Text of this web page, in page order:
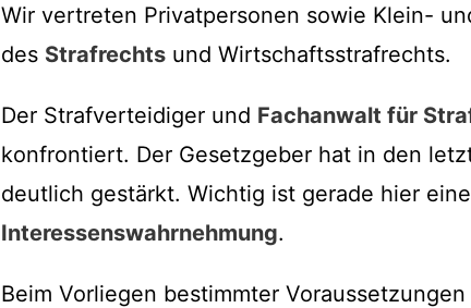
Wir vertreten Privatpersonen sowie Klein-
des Strafrechts und Wirtschaftsstrafrechts.
Der Strafverteidiger und Fachanwalt für
konfrontiert. Der Gesetzgeber hat in den
deutlich gestärkt. Wichtig ist gerade hier
Interessenswahrnehmung.
Beim Vorliegen bestimmter